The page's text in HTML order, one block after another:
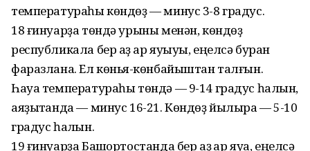
температураһы көндөҙ — минус 3-8 градус.
18 ғинуарҙа төндә урыны менән, көндөҙ
республикала бер аҙ ҡар яуыуы, еңелсә буран
фаразлана. Ел көньяҡ-көнбайыштан талғын.
Һауа температураһы төндә — 9-14 градус һалҡын,
аяҙытҡанда — минус 16-21. Көндөҙ йылыраҡ — 5-10
градус һалҡын.
19 ғинуарҙа Башҡортостанда бер аҙ ҡар яуа, еңелсә